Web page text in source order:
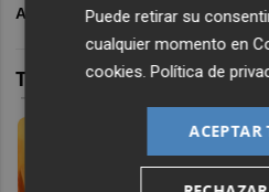
ARCHIVADO EN VALENCIA
Puede retirar su
cualquier momento en
cookies.Política de
ACEPTAR